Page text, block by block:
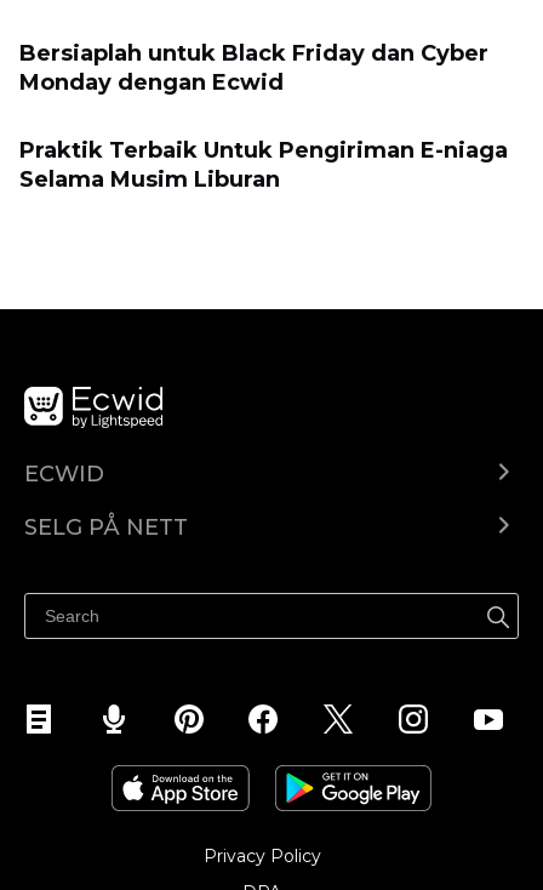
Bersiaplah untuk Black Friday dan Cyber ​​
Monday dengan Ecwid
Praktik Terbaik Untuk Pengiriman E-niaga
Selama Musim Liburan
ECWID
Pris
SELG PÅ NETT
Selg på Facebook
Selg på Instagram
Privacy Policy